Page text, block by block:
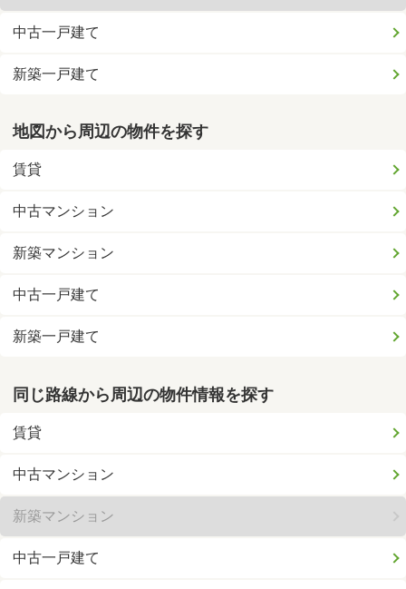
中古一戸建て
新築一戸建て
地図から周辺の物件を探す
賃貸
中古マンション
新築マンション
中古一戸建て
新築一戸建て
同じ路線から周辺の物件情報を探す
賃貸
中古マンション
新築マンション
中古一戸建て